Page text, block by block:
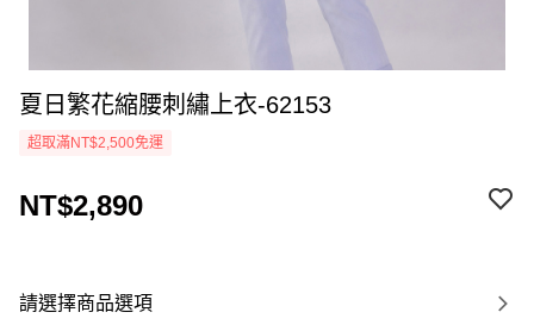
夏日繁花縮腰刺繡上衣-62153
超取滿NT$2,500免運
NT$2,890
請選擇商品選項